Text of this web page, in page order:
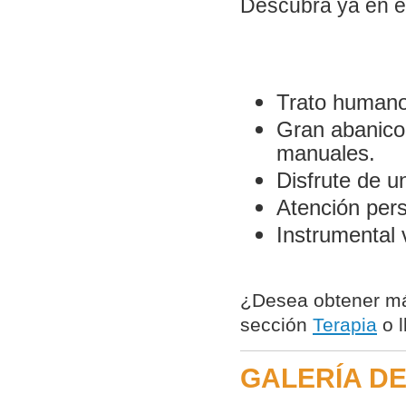
Descubra ya en
Trato
Gran
manuales.
Disfrute de
Atención
Instrumental
¿Desea obtener
sección Terapia o
GALERÍA